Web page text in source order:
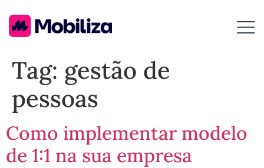
Tag: gestão de
pessoas
Como implementar modelo
de 1:1 na sua empresa